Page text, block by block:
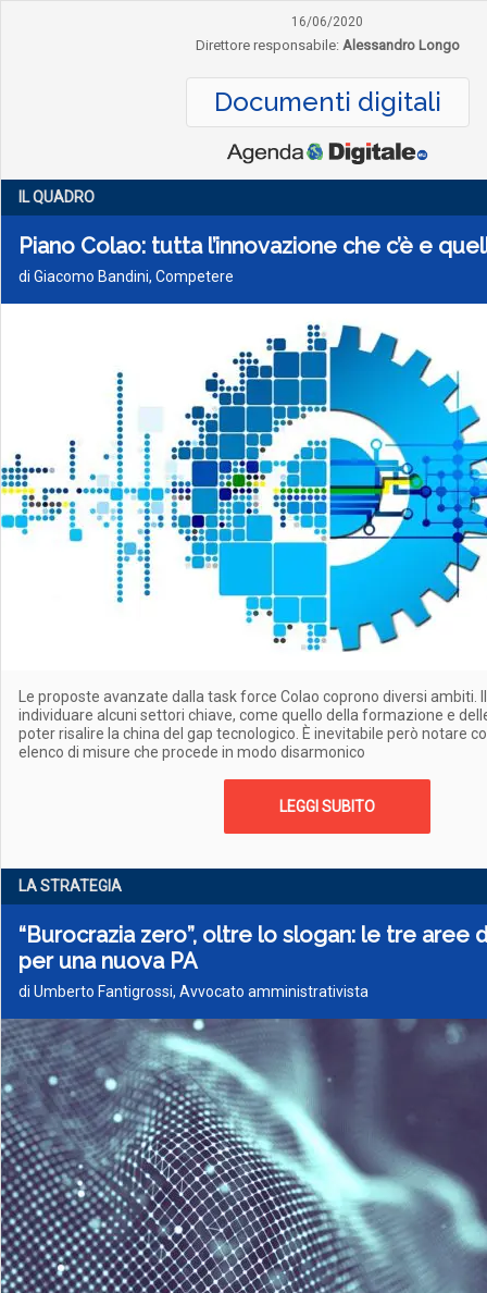
16/06/2020
Direttore responsabile: Alessandro Longo
Documenti digitali
IL QUADRO
Piano Colao: tutta l’innovazione che c’è e
di Giacomo Bandini, Competere
Le proposte avanzate dalla task force Colao coprono diversi ambiti.
individuare alcuni settori chiave, come quello della formazione e
poter risalire la china del gap tecnologico. È inevitabile però notare
elenco di misure che procede in modo disarmonico
LEGGI SUBITO
LA STRATEGIA
“Burocrazia zero”, oltre lo slogan: le tre aree
per una nuova PA
di Umberto Fantigrossi, Avvocato amministrativista